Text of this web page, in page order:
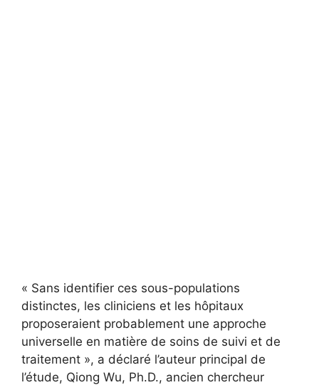
« Sans identifier ces sous-populations
distinctes, les cliniciens et les hôpitaux
proposeraient probablement une approche
universelle en matière de soins de suivi et de
traitement », a déclaré l’auteur principal de
l’étude, Qiong Wu, Ph.D., ancien chercheur